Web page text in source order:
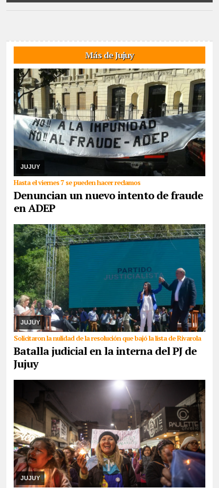
Más de Jujuy
JUJUY
Hasta el viernes 7 se pueden hacer reclamos
Denuncian un nuevo intento de fraude
en ADEP
06/08/2026 De cara a las elecciones nacionales de CTERA del 2
de septiembre, integrante de la lista Multicolor sostuvo que hace
días que la Junta Electoral no s ...
JUJUY
Solicitaron la nulidad de la resolución que bajó la lista de Rivarola
Batalla judicial en la interna del PJ de
Jujuy
05/08/2026
Cuando ya parecía que la senadora nacional
Carolina Moisés se haría del control del PJ en Jujuy, la lista que
había sido dejada fuera de la contienda ...
JUJUY
05/08/2026 La medida de fuerza es llevada a cabo por maestros
y maestras de base de ADEP, que hoy, se presentarán tanto en el
Ministerio de Educación como en Ca ...